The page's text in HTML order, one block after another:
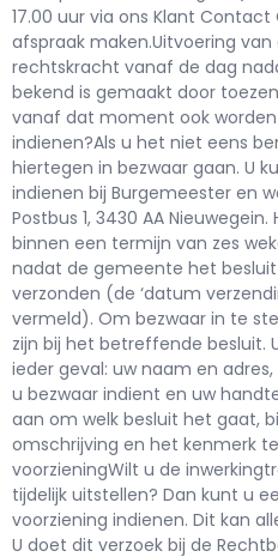
17.00 uur via ons Klant
afspraak maken.Uitvoering
rechtskracht vanaf de dag
bekend is gemaakt door
vanaf dat moment ook
indienen?Als u het niet eens
hiertegen in bezwaar gaan. U
indienen bij Burgemeester en
Postbus 1, 3430 AA
binnen een termijn van zes
nadat de gemeente het
verzonden (de ‘datum
vermeld). Om bezwaar in te
zijn bij het betreffende besluit.
ieder geval: uw naam en
u bezwaar indient en uw
aan om welk besluit het gaat,
omschrijving en het kenmerk
voorzieningWilt u de
tijdelijk uitstellen? Dan kunt u
voorziening indienen. Dit kan
U doet dit verzoek bij de